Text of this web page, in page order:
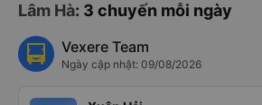
Lâm Hà: 3 chuyến mỗi ngày
Vexere Team
Ngày cập nhật: 09/08/2026